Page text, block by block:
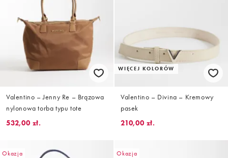
Valentino – Jenny Re – Brązowa
nylonowa torba typu tote
532,00 zł.
WIĘCEJ KOLORÓW
Valentino – Divina – Kremowy
pasek
210,00 zł.
Okazja Okazja